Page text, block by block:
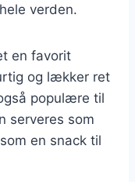
verden.
en favorit
og lækker ret
populære til
serveres som
en snack til